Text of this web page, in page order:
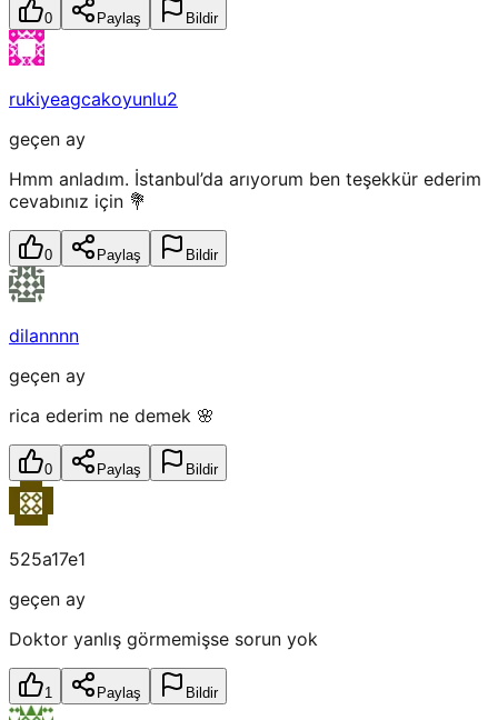
0 Paylaş Bildir
rukiyeagcakoyunlu2
geçen ay
Hmm anladım. İstanbul’da arıyorum ben teşekkür ederim
cevabınız için 💐
0 Paylaş Bildir
dilannnn
geçen ay
rica ederim ne demek 🌸
0 Paylaş Bildir
525a17e1
geçen ay
Doktor yanlış görmemişse sorun yok
1 Paylaş Bildir